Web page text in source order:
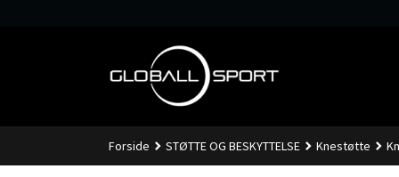
Forside STØTTE OG BESKYTTELSE Knestøtte